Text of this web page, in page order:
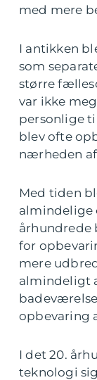
med mere
I antikken
som
større
var ikke
personlige
blev ofte
nærheden
Med tiden
almindelige
århundrede
for
mere
almindeligt
opbevaring
I det 20.
teknologi